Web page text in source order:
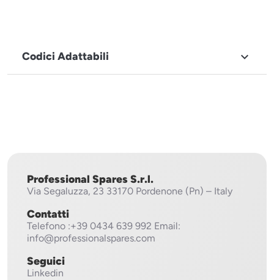
Codici Adattabili 
Professional Spares S.r.l.
Via Segaluzza, 23 33170 Pordenone (Pn) – Italy
Contatti
Telefono :+39 0434 639 992 Email:
info@professionalspares.com
Seguici
Linkedin